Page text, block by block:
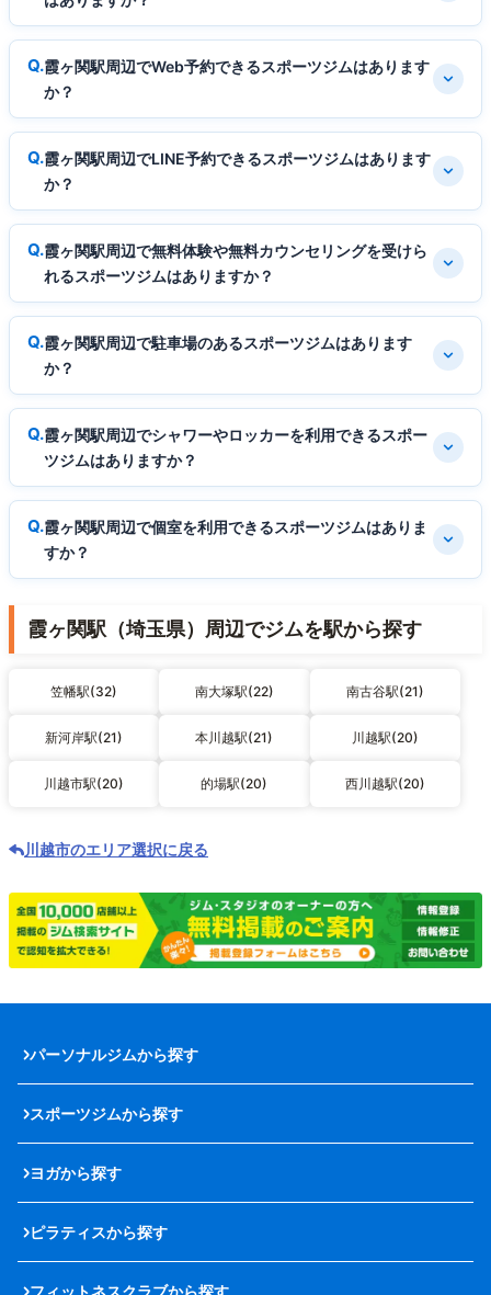
霞ヶ関駅周辺でWeb予約できるスポーツジムはあります
か？
霞ヶ関駅周辺でLINE予約できるスポーツジムはあります
か？
霞ヶ関駅周辺で無料体験や無料カウンセリングを受けら
れるスポーツジムはありますか？
霞ヶ関駅周辺で駐車場のあるスポーツジムはあります
か？
霞ヶ関駅周辺でシャワーやロッカーを利用できるスポー
ツジムはありますか？
霞ヶ関駅周辺で個室を利用できるスポーツジムはありま
すか？
霞ヶ関駅（埼玉県）周辺でジムを駅から探す
笠幡駅(32) 南大塚駅(22) 南古谷駅(21)
新河岸駅(21) 本川越駅(21) 川越駅(20)
川越市駅(20) 的場駅(20) 西川越駅(20)
川越市のエリア選択に戻る
パーソナルジムから探す
スポーツジムから探す
ヨガから探す
ピラティスから探す